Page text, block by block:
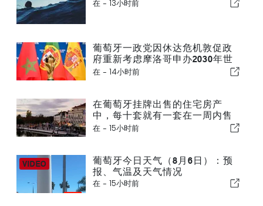
在 - 13小时前
葡萄牙一政党因休达危机敦促政
府重新考虑摩洛哥申办2030年世
界杯一事
在 - 14小时前
在葡萄牙挂牌出售的住宅房产
中，每十套就有一套在一周内售
出
在 - 15小时前
葡萄牙今日天气（8月6日）：预
报、气温及天气情况
在 - 15小时前